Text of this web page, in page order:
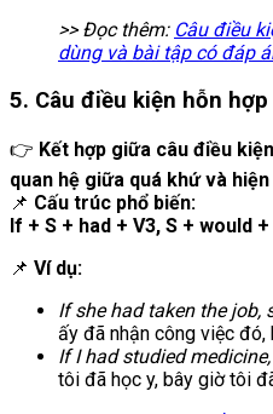
>> Đọc thêm: Câu điều
dùng và bài tập có đáp
5. Câu điều kiện hỗn
👉 Kết hợp giữa câu điều
quan hệ giữa quá khứ và
📌 Cấu trúc phổ biến:
If + S + had + V3, S + would
📌 Ví dụ:
If she had taken the job,
ấy đã nhận công việc
If I had studied
tôi đã học y, bây giờ tôi